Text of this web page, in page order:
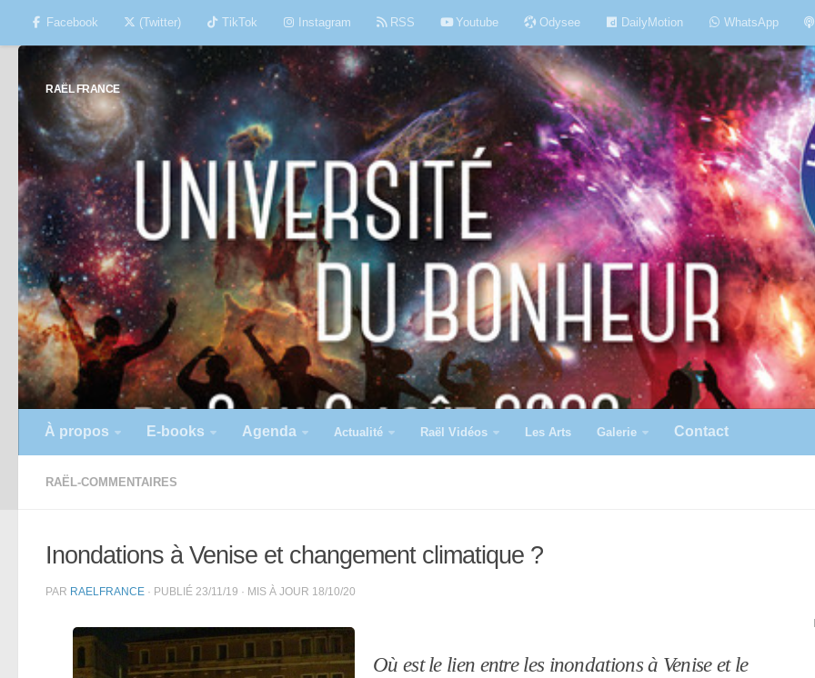
Skip to content
Facebook (Twitter) TikTok Instagram RSS Youtube Odysee DailyMotion WhatsApp
RAËL FRANCE
À propos E-books Agenda Actualité Raël Vidéos Les Arts Galerie Contact
RAËL-COMMENTAIRES
Inondations à Venise et changement climatique ?
PAR RAELFRANCE · PUBLIÉ 23/11/19 · MIS À JOUR 18/10/20
Où est le lien entre les inondations à Venise et le